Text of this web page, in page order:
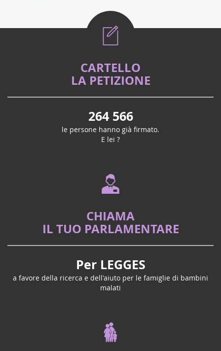
CARTELLO
LA PETIZIONE
264 566
le persone hanno già firmato.
E lei ?
CHIAMA
IL TUO PARLAMENTARE
Per LEGGES
a favore della ricerca e dell'aiuto per le famiglie di bambini
malati